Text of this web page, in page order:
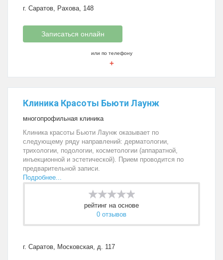
г. Саратов, Рахова, 148
Записаться онлайн
или по телефону
+
Клиника Красоты Бьюти Лаунж
многопрофильная клиника
Клиника красоты Бьюти Лаунж оказывает по
следующему ряду направлений: дерматологии,
трихологии, подологии, косметологии (аппаратной,
инъекционной и эстетической). Прием проводится по
предварительной записи.
Подробнее...
рейтинг на основе
0 отзывов
г. Саратов, Московская, д. 117